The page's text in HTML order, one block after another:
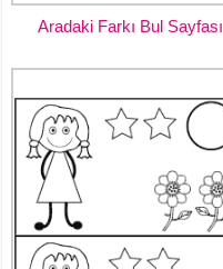
Aradaki Farkı Bul Sayfası